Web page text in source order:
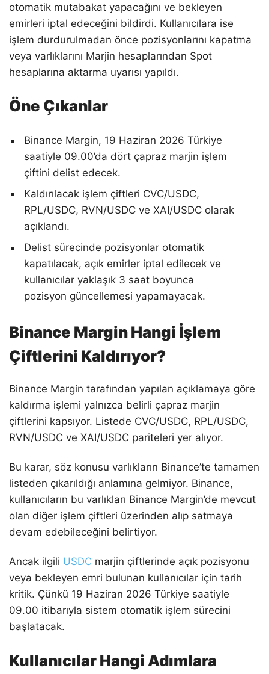
otomatik mutabakat yapacağını ve bekleyen
emirleri iptal edeceğini bildirdi. Kullanıcılara ise
işlem durdurulmadan önce pozisyonlarını kapatma
veya varlıklarını Marjin hesaplarından Spot
hesaplarına aktarma uyarısı yapıldı.
Öne Çıkanlar
Binance Margin, 19 Haziran 2026 Türkiye
saatiyle 09.00’da dört çapraz marjin işlem
çiftini delist edecek.
Kaldırılacak işlem çiftleri CVC/USDC,
RPL/USDC, RVN/USDC ve XAI/USDC olarak
açıklandı.
Delist sürecinde pozisyonlar otomatik
kapatılacak, açık emirler iptal edilecek ve
kullanıcılar yaklaşık 3 saat boyunca
pozisyon güncellemesi yapamayacak.
Binance Margin Hangi İşlem
Çiftlerini Kaldırıyor?
Binance Margin tarafından yapılan açıklamaya göre
kaldırma işlemi yalnızca belirli çapraz marjin
çiftlerini kapsıyor. Listede CVC/USDC, RPL/USDC,
RVN/USDC ve XAI/USDC pariteleri yer alıyor.
Bu karar, söz konusu varlıkların Binance’te tamamen
listeden çıkarıldığı anlamına gelmiyor. Binance,
kullanıcıların bu varlıkları Binance Margin’de mevcut
olan diğer işlem çiftleri üzerinden alıp satmaya
devam edebileceğini belirtiyor.
Ancak ilgili USDC marjin çiftlerinde açık pozisyonu
veya bekleyen emri bulunan kullanıcılar için tarih
kritik. Çünkü 19 Haziran 2026 Türkiye saatiyle
09.00 itibarıyla sistem otomatik işlem sürecini
başlatacak.
Kullanıcılar Hangi Adımlara